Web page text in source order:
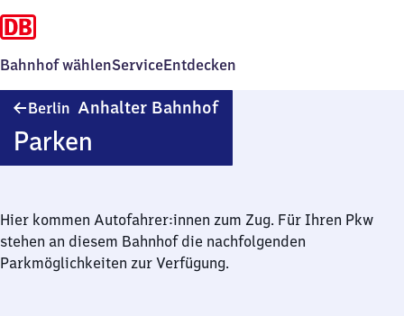
Bahnhof wählenServiceEntdecken
Berlin Anhalter BahnhofBerlin
Parken
Hier kommen Autofahrer:innen zum Zug. Für Ihren Pkw
stehen an diesem Bahnhof die nachfolgenden
Parkmöglichkeiten zur Verfügung.